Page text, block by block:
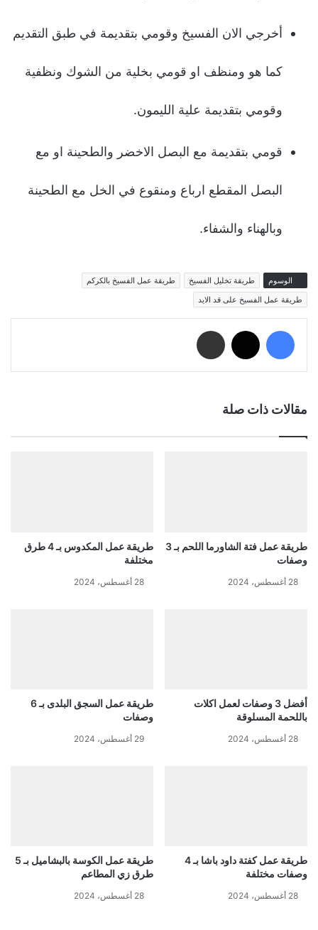
أخرجي الان الفسيخ وقومي بتقديمة في طبق التقديم
كما هو ومنظف او قومي بخلية من الشوك ونظفية
وقومي بتقديمة علية الليمون.
قومي بتقديمة مع البصل الاخضر والطحينة او مع
البصل المقطع ارباع ومنقوع في الخل مع الطحينة
وبالهناء والشفاء.
الوسوم طريقة تخليل الفسيخ
طريقة عمل الفسيخ بالكركم
طريقة عمل الفسيخ على قد الايد
فيسبوك
مقالات ذات صلة
طريقة عمل فتة الشاورما اللحم بـ 3
وصفات
28 أغسطس، 2024
طريقة عمل المكدوس بـ 4 طرق
مختلفة
28 أغسطس، 2024
أفضل 3 وصفات لعمل اكلات
باللحمة المسلوقة
28 أغسطس، 2024
طريقة عمل السجق البلدى بـ 6
وصفات
29 أغسطس، 2024
طريقة عمل كفتة داود باشا بـ 4
وصفات مختلفة
28 أغسطس، 2024
طريقة عمل الكوسة بالبشاميل بـ 5
طرق زي المطاعم
28 أغسطس، 2024